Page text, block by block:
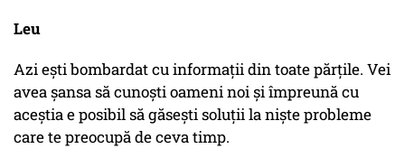
Leu
Azi eşti bombardat cu informaţii din toate părţile. Vei
avea şansa să cunoşti oameni noi şi împreună cu
aceştia e posibil să găseşti soluţii la nişte probleme
care te preocupă de ceva timp.